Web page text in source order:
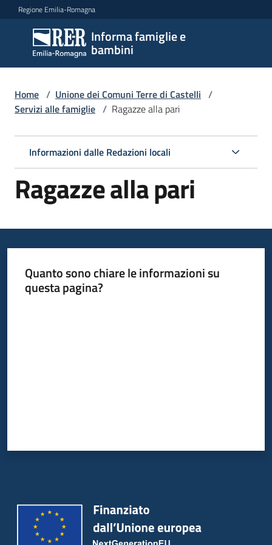
Vai al contenuto
Vai alla navigazione
Vai al footer
Regione Emilia-Romagna
Informa famiglie e
bambini
Informa
famiglie
e
bambini
Argomenti
Servizi
Menu selezionato
le
famiglie
Home / Unione dei Comuni Terre di Castelli /
Servizi alle famiglie / Ragazze alla pari
Informazioni dalle Redazioni locali
Ragazze alla pari
Quanto sono chiare le informazioni su
questa pagina?